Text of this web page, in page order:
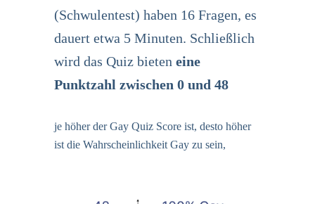
(Schwulentest) haben 16 Fragen, es
dauert etwa 5 Minuten. Schließlich
wird das Quiz bieteneine
Punktzahl zwischen 0 und 48
je höher der Gay Quiz Score ist, desto höher
ist die Wahrscheinlichkeit Gay zu sein,